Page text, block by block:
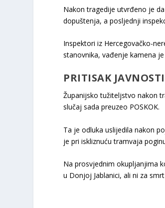
Nakon tragedije utvrđeno je
dopuštenja, a posljednji
Inspektori iz Hercegovačko-
stanovnika, vađenje kamena
PRITISAK
Županijsko tužiteljstvo nakon
slučaj sada preuzeo POSKOK.
Ta je odluka uslijedila nakon
je pri iskliznuću tramvaja
Na prosvjednim okupljanjima
u Donjoj Jablanici, ali ni za